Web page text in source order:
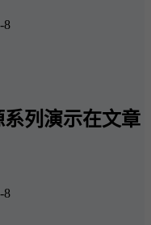
8
列演示在文章
8